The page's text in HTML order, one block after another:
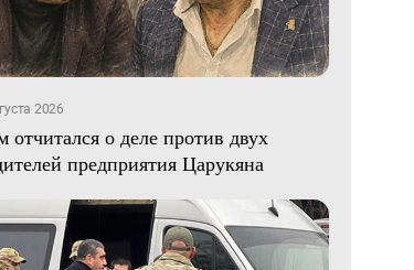
2026
отчитался о деле против двух
предприятия Царукяна